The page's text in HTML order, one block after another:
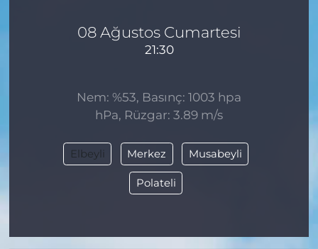
08 Ağustos Cumartesi
21:30
Nem: %53, Basınç: 1003 hpa
hPa, Rüzgar: 3.89 m/s
Elbeyli Merkez Musabeyli
Polateli
GÜNCEL